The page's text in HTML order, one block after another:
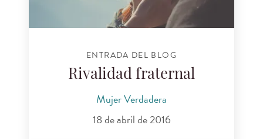
ENTRADA DEL BLOG
Rivalidad fraternal
Mujer Verdadera
18 de abril de 2016